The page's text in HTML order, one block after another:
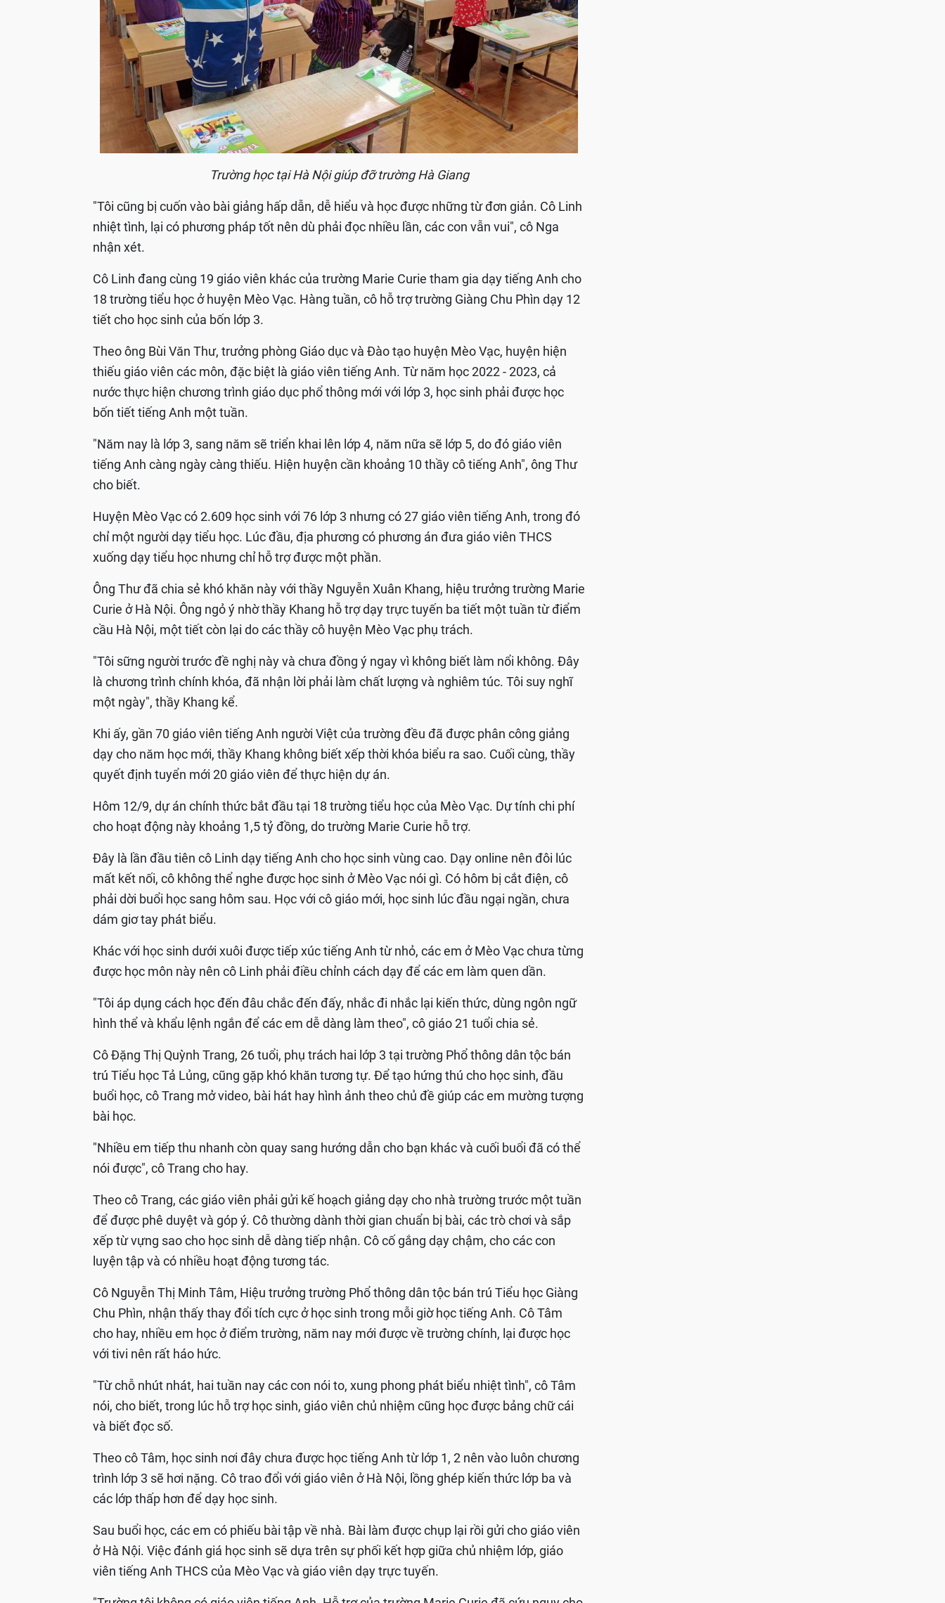
Trường học tại Hà Nội giúp đỡ trường Hà Giang
"Tôi cũng bị cuốn vào bài giảng hấp dẫn, dễ hiểu và học được những từ đơn giản. Cô Linh
nhiệt tình, lại có phương pháp tốt nên dù phải đọc nhiều lần, các con vẫn vui", cô Nga
nhận xét.
Cô Linh đang cùng 19 giáo viên khác của trường Marie Curie tham gia dạy tiếng Anh cho
18 trường tiểu học ở huyện Mèo Vạc. Hàng tuần, cô hỗ trợ trường Giàng Chu Phìn dạy 12
tiết cho học sinh của bốn lớp 3.
Theo ông Bùi Văn Thư, trưởng phòng Giáo dục và Đào tạo huyện Mèo Vạc, huyện hiện
thiếu giáo viên các môn, đặc biệt là giáo viên tiếng Anh. Từ năm học 2022 - 2023, cả
nước thực hiện chương trình giáo dục phổ thông mới với lớp 3, học sinh phải được học
bốn tiết tiếng Anh một tuần.
"Năm nay là lớp 3, sang năm sẽ triển khai lên lớp 4, năm nữa sẽ lớp 5, do đó giáo viên
tiếng Anh càng ngày càng thiếu. Hiện huyện cần khoảng 10 thầy cô tiếng Anh", ông Thư
cho biết.
Huyện Mèo Vạc có 2.609 học sinh với 76 lớp 3 nhưng có 27 giáo viên tiếng Anh, trong đó
chỉ một người dạy tiểu học. Lúc đầu, địa phương có phương án đưa giáo viên THCS
xuống dạy tiểu học nhưng chỉ hỗ trợ được một phần.
Ông Thư đã chia sẻ khó khăn này với thầy Nguyễn Xuân Khang, hiệu trưởng trường Marie
Curie ở Hà Nội. Ông ngỏ ý nhờ thầy Khang hỗ trợ dạy trực tuyến ba tiết một tuần từ điểm
cầu Hà Nội, một tiết còn lại do các thầy cô huyện Mèo Vạc phụ trách.
"Tôi sững người trước đề nghị này và chưa đồng ý ngay vì không biết làm nổi không. Đây
là chương trình chính khóa, đã nhận lời phải làm chất lượng và nghiêm túc. Tôi suy nghĩ
một ngày", thầy Khang kể.
Khi ấy, gần 70 giáo viên tiếng Anh người Việt của trường đều đã được phân công giảng
dạy cho năm học mới, thầy Khang không biết xếp thời khóa biểu ra sao. Cuối cùng, thầy
quyết định tuyển mới 20 giáo viên để thực hiện dự án.
Hôm 12/9, dự án chính thức bắt đầu tại 18 trường tiểu học của Mèo Vạc. Dự tính chi phí
cho hoạt động này khoảng 1,5 tỷ đồng, do trường Marie Curie hỗ trợ.
Đây là lần đầu tiên cô Linh dạy tiếng Anh cho học sinh vùng cao. Dạy online nên đôi lúc
mất kết nối, cô không thể nghe được học sinh ở Mèo Vạc nói gì. Có hôm bị cắt điện, cô
phải dời buổi học sang hôm sau. Học với cô giáo mới, học sinh lúc đầu ngại ngần, chưa
dám giơ tay phát biểu.
Khác với học sinh dưới xuôi được tiếp xúc tiếng Anh từ nhỏ, các em ở Mèo Vạc chưa từng
được học môn này nên cô Linh phải điều chỉnh cách dạy để các em làm quen dần.
"Tôi áp dụng cách học đến đâu chắc đến đấy, nhắc đi nhắc lại kiến thức, dùng ngôn ngữ
hình thể và khẩu lệnh ngắn để các em dễ dàng làm theo", cô giáo 21 tuổi chia sẻ.
Cô Đặng Thị Quỳnh Trang, 26 tuổi, phụ trách hai lớp 3 tại trường Phổ thông dân tộc bán
trú Tiểu học Tả Lủng, cũng gặp khó khăn tương tự. Để tạo hứng thú cho học sinh, đầu
buổi học, cô Trang mở video, bài hát hay hình ảnh theo chủ đề giúp các em mường tượng
bài học.
"Nhiều em tiếp thu nhanh còn quay sang hướng dẫn cho bạn khác và cuối buổi đã có thể
nói được", cô Trang cho hay.
Theo cô Trang, các giáo viên phải gửi kế hoạch giảng dạy cho nhà trường trước một tuần
để được phê duyệt và góp ý. Cô thường dành thời gian chuẩn bị bài, các trò chơi và sắp
xếp từ vựng sao cho học sinh dễ dàng tiếp nhận. Cô cố gắng dạy chậm, cho các con
luyện tập và có nhiều hoạt động tương tác.
Cô Nguyễn Thị Minh Tâm, Hiệu trưởng trường Phổ thông dân tộc bán trú Tiểu học Giàng
Chu Phìn, nhận thấy thay đổi tích cực ở học sinh trong mỗi giờ học tiếng Anh. Cô Tâm
cho hay, nhiều em học ở điểm trường, năm nay mới được về trường chính, lại được học
với tivi nên rất háo hức.
"Từ chỗ nhút nhát, hai tuần nay các con nói to, xung phong phát biểu nhiệt tình", cô Tâm
nói, cho biết, trong lúc hỗ trợ học sinh, giáo viên chủ nhiệm cũng học được bảng chữ cái
và biết đọc số.
Theo cô Tâm, học sinh nơi đây chưa được học tiếng Anh từ lớp 1, 2 nên vào luôn chương
trình lớp 3 sẽ hơi nặng. Cô trao đổi với giáo viên ở Hà Nội, lồng ghép kiến thức lớp ba và
các lớp thấp hơn để dạy học sinh.
Sau buổi học, các em có phiếu bài tập về nhà. Bài làm được chụp lại rồi gửi cho giáo viên
ở Hà Nội. Việc đánh giá học sinh sẽ dựa trên sự phối kết hợp giữa chủ nhiệm lớp, giáo
viên tiếng Anh THCS của Mèo Vạc và giáo viên dạy trực tuyến.